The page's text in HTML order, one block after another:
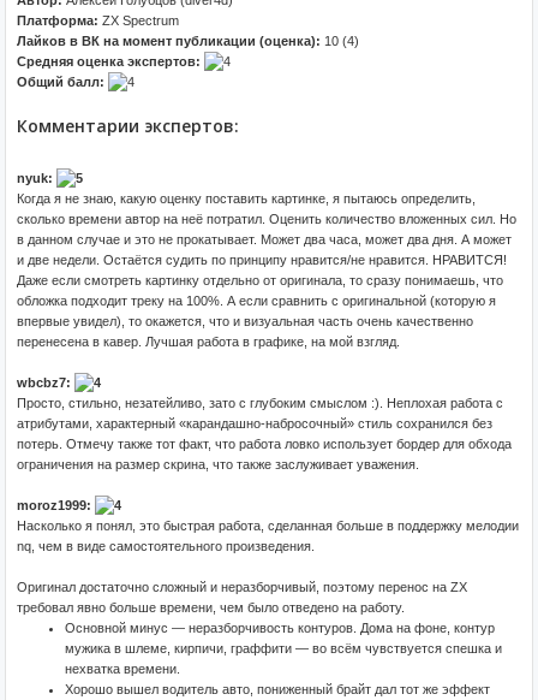
Платформа: ZX Spectrum
Лайков в ВК на момент публикации (оценка): 10 (4)
Средняя оценка экспертов:
Общий балл:
Комментарии экспертов:
nyuk:
Когда я не знаю, какую оценку поставить картинке, я пытаюсь определить,
сколько времени автор на неё потратил. Оценить количество вложенных сил. Но
в данном случае и это не прокатывает. Может два часа, может два дня. А может
и две недели. Остаётся судить по принципу нравится/не нравится. НРАВИТСЯ!
Даже если смотреть картинку отдельно от оригинала, то сразу понимаешь, что
обложка подходит треку на 100%. А если сравнить с оригинальной (которую я
впервые увидел), то окажется, что и визуальная часть очень качественно
перенесена в кавер. Лучшая работа в графике, на мой взгляд.
wbcbz7:
Просто, стильно, незатейливо, зато с глубоким смыслом :). Неплохая работа с
атрибутами, характерный «карандашно-набросочный» стиль сохранился без
потерь. Отмечу также тот факт, что работа ловко использует бордер для обхода
ограничения на размер скрина, что также заслуживает уважения.
moroz1999:
Насколько я понял, это быстрая работа, сделанная больше в поддержку мелодии
nq, чем в виде самостоятельного произведения.
Оригинал достаточно сложный и неразборчивый, поэтому перенос на ZX
требовал явно больше времени, чем было отведено на работу.
Основной минус — неразборчивость контуров. Дома на фоне, контур
мужика в шлеме, кирпичи, граффити — во всём чувствуется спешка и
нехватка времени.
Хорошо вышел водитель авто, пониженный брайт дал тот же эффект